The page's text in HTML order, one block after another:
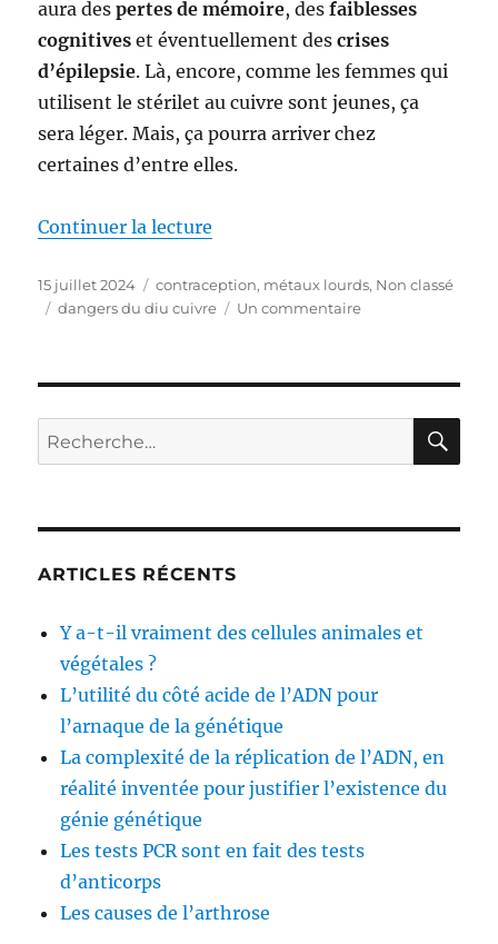
aura despertes de mémoire, desfaiblesses
cognitives et éventuellement descrises
d’épilepsie. Là, encore, comme les femmes qui
utilisent le stérilet au cuivre sont jeunes, ça
sera léger. Mais, ça pourra arriver chez
certaines d’entre elles.
Continuer la lecture
Publié
le
15 juillet 2024 Catégories
contraception, métaux lourds, Non classé
Étiquettes
dangers du diu cuivre Un commentaire
du
au
Recherche
pour :
ARTICLES RÉCENTS
Y a-t-il vraiment des cellules animales et
végétales ?
L’utilité du côté acide de l’ADN pour
l’arnaque de la génétique
La complexité de la réplication de l’ADN, en
réalité inventée pour justifier l’existence du
génie génétique
Les tests PCR sont en fait des tests
d’anticorps
Les causes de l’arthrose